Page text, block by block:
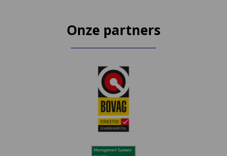
Onze partners